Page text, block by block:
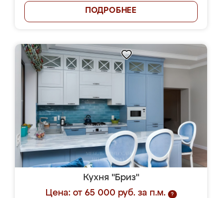
ПОДРОБНЕЕ
Кухня "Бриз"
Цена: от 65 000 руб. за п.м.
?